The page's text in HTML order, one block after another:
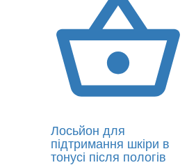
Лосьйон для
підтримання шкіри в
тонусі після пологів